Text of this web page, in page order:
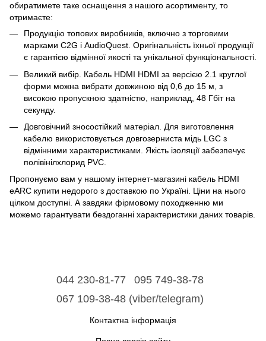
обиратимете таке оснащення з нашого асортименту, то
отримаєте:
Продукцію топових виробників, включно з торговими
марками C2G і AudioQuest. Оригінальність їхньої продукції
є гарантією відмінної якості та унікальної функціональності.
Великий вибір. Кабель HDMI HDMI за версією 2.1 круглої
форми можна вибрати довжиною від 0,6 до 15 м, з
високою пропускною здатністю, наприклад, 48 Гбіт на
секунду.
Довговічний зносостійкий матеріал. Для виготовлення
кабелю використовується довгозерниста мідь LGC з
відмінними характеристиками. Якість ізоляції забезпечує
полівінілхлорид PVC.
Пропонуємо вам у нашому інтернет-магазині кабель HDMI
eARC купити недорого з доставкою по Україні. Ціни на нього
цілком доступні. А завдяки фірмовому походженню ми
можемо гарантувати бездоганні характеристики даних товарів.
044 230-81-77
095 749-38-78
067 109-38-48 (viber/telegram)
Контактна інформація